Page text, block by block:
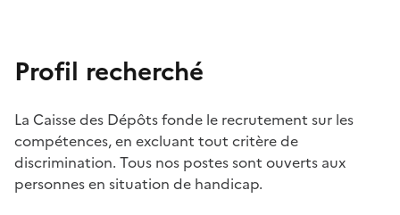
Profil recherché
La Caisse des Dépôts fonde le recrutement sur les
compétences, en excluant tout critère de
discrimination. Tous nos postes sont ouverts aux
personnes en situation de handicap.